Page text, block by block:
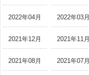
2022年04月 2022年03月
2021年12月 2021年11月
2021年08月 2021年07月